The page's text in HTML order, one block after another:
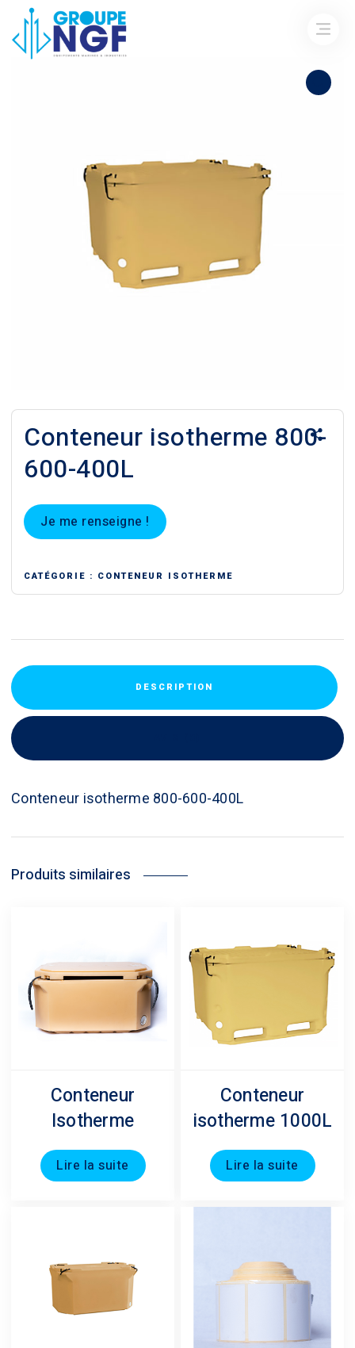
Conteneur isotherme 800-
600-400L
Je me renseigne !
CATÉGORIE : CONTENEUR ISOTHERME
DESCRIPTION
Conteneur isotherme 800-600-400L
Produits similaires
Conteneur
Isotherme
Lire la suite
Conteneur
isotherme 1000L
Lire la suite